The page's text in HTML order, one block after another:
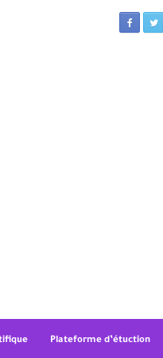
Plateforme d’étuction